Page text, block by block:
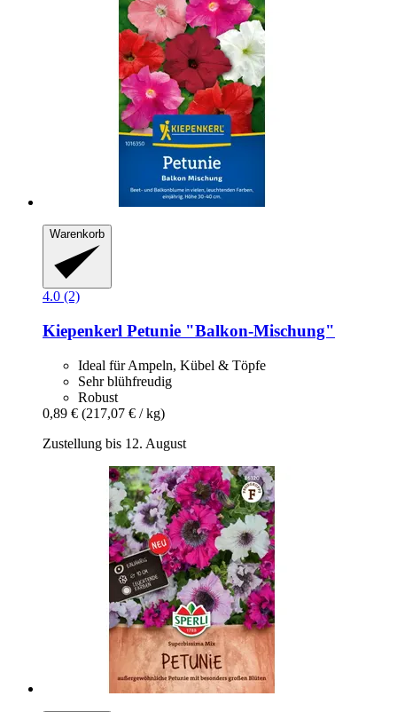
Warenkorb
4.0 (2)
Kiepenkerl Petunie "Balkon-​Mischung"
Ideal für Ampeln, Kübel & Töpfe
Sehr blühfreudig
Robust
0,89 € (217,07 € / kg)
Zustellung bis 12. August